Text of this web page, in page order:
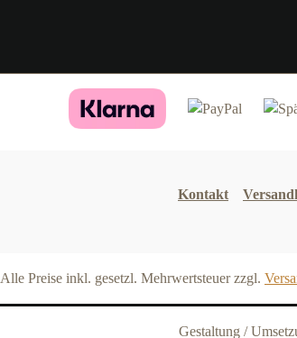
Kontakt
Alle Preise inkl. gesetzl. Mehrwertsteuer zzgl.
Gestaltung /